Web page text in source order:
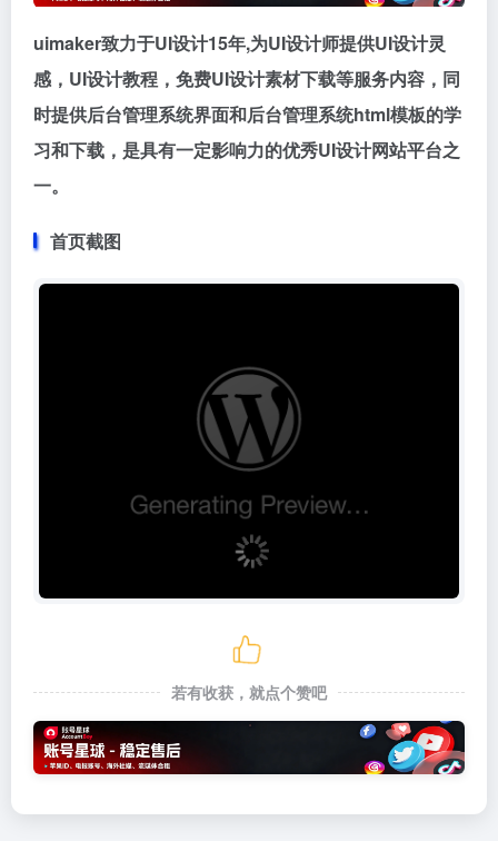
uimaker致力于UI设计15年,为UI设计师提供UI设计灵
感，UI设计教程，免费UI设计素材下载等服务内容，同
时提供后台管理系统界面和后台管理系统html模板的学
习和下载，是具有一定影响力的优秀UI设计网站平台之
一。
首页截图
若有收获，就点个赞吧